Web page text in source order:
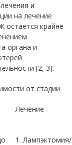
и
на лечение
остается крайне
органа и
[2, 3].
от стадии
Лечение
1. Лампэктомия/